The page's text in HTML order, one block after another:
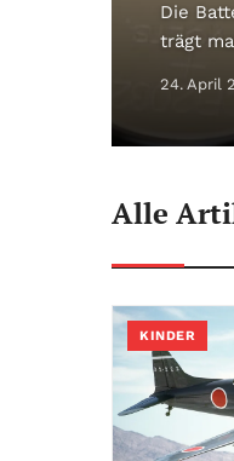
Die
trägt
24. April
Alle
KINDER